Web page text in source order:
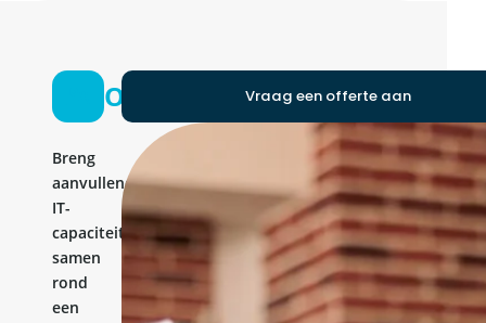
Ontwikkelteam
Breng
aanvullende
IT-
capaciteit
samen
rond
een
Vraag een offerte aan